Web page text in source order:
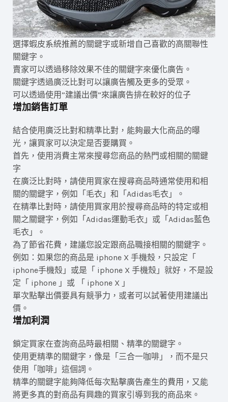
選擇蝦皮系統推薦的關鍵字或新增自己喜歡的高關聯性
關鍵字。
賣家可以透過移除效果不佳的關鍵字來優化廣告。
關鍵字透過廣泛比對可以讓廣告觸及更多的受眾。
可以透過使用”建議出價”來讓廣告排在較好的位子
增加銷售訂單
結合使用廣泛比對和精準比對，能夠最大化商品的曝
光，讓買家可以決定是否要購買。
首先，使用消費主常來搜尋您商品的熱門或相關的關鍵
字
在廣泛比對時，請使用買家在搜尋商品時通常使用和相
關的關鍵字，例如「毛衣」和「Adidas毛衣」。
在精準比對時，請使用買家用於搜尋商品時的特定或相
關之關鍵字，例如「Adidas運動毛衣」或「Adidas藍色
毛衣」。
為了節省花費，建議您設定跟商品職接相關的關鍵字。
例如：如果您的商品是 iphone X 手機殼，只設定「
iphone手機殼」或是「 iphone X 手機殼」就好，不是設
定「 iphone 」或 「 iphone X 」
單次點擊出價要具有競爭力，或者可以試著使用建議出
價。
增加利潤
鎖定買家在查詢商品時最相關、精準的關鍵字。
使用更精準的關鍵字，像是「三合一咖啡」，而不是只
使用「咖啡」這個詞。
精準的關鍵字能夠降低每次點擊廣告產生的費用，又能
將更多真的對商品有興趣的買家引導到我的商品來。